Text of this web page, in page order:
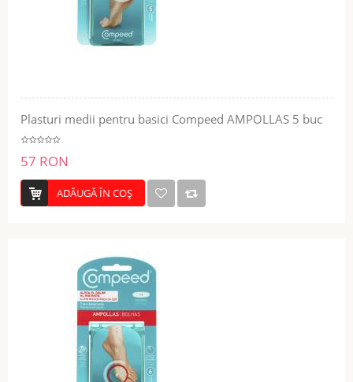
Plasturi medii pentru basici Compeed AMPOLLAS 5 buc
57 RON
ADĂUGĂ ÎN COŞ